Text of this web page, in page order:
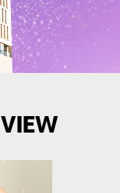
VIEW